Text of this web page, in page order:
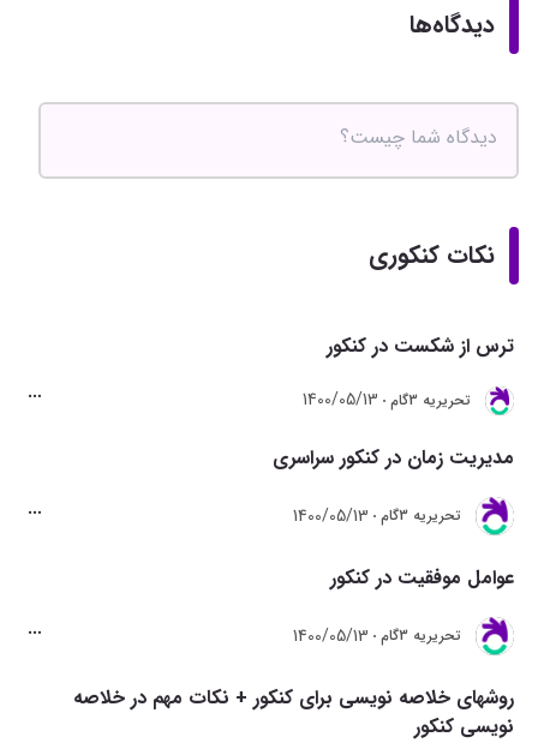
دیدگاه‌ها
نکات کنکوری
ترس از شکست در کنکور
تحريريه 3گام 1400/05/13
مدیریت زمان در کنکور سراسری
تحريريه 3گام 1400/05/13
عوامل موفقیت در کنکور
تحريريه 3گام 1400/05/13
روشهای خلاصه نویسی برای کنکور + نکات مهم در خلاصه
نویسی کنکور